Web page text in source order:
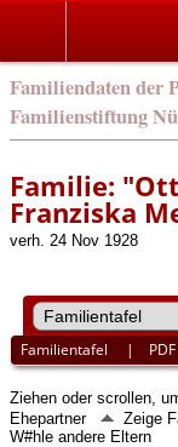
Familiendaten der
Familienstiftung
Familie:
Franziska
verh. 24 Nov 1928
Familientafel | PDF
Ziehen oder scrollen,
Ehepartner
Zeige
W#hle andere Eltern